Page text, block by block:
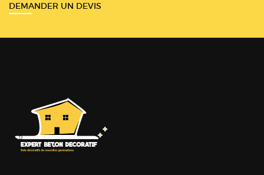
DEMANDER UN DEVIS